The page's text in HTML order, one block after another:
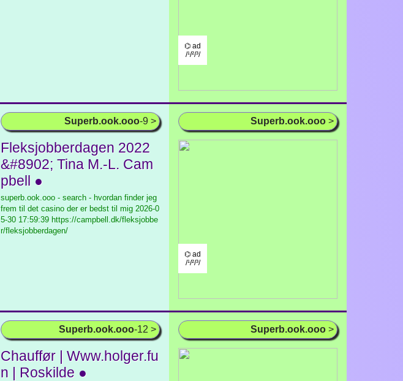
⌬ ad
/¹/²/³/
Superb.ook.ooo-9 >
Fleksjobberdagen 2022
&#8902; Tina M.-L. Cam
pbell ●
superb.ook.ooo - search - hvordan finder jeg
frem til det casino der er bedst til mig 2026-0
5-30 17:59:39 https://campbell.dk/fleksjobbe
r/fleksjobberdagen/
Superb.ook.ooo >
⌬ ad
/¹/²/³/
Superb.ook.ooo-12 >
Chauffør | Www.holger.fu
n | Roskilde ●
Superb.ook.ooo >